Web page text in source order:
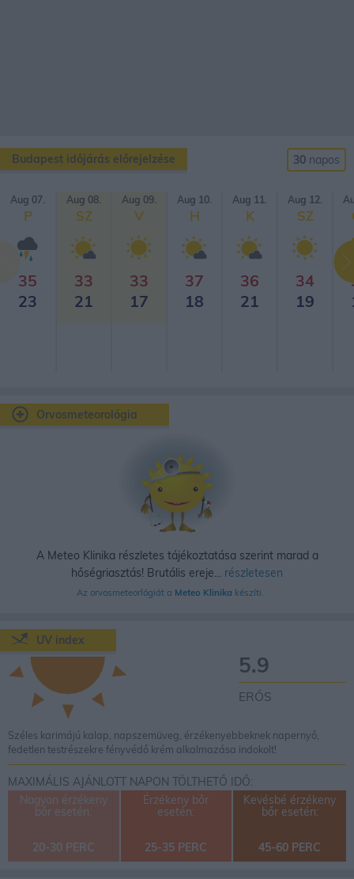
Budapest időjárás előrejelzése 30 napos
Aug 07.
P
35
23
Aug 08.
SZ
33
21
Aug 09.
V
33
17
Aug 10.
H
37
18
Aug 11.
K
36
21
Aug 12.
SZ
34
19
Orvosmeteorológia
A Meteo Klinika részletes tájékoztatása szerint marad a
hőségriasztás! Brutális ereje... részletesen
Az orvosmeteorlógiát a Meteo Klinika készíti.
UV index
5.9
ERŐS
Széles karimájú kalap, napszemüveg, érzékenyebbeknek napernyő,
fedetlen testrészekre fényvédő krém alkalmazása indokolt!
MAXIMÁLIS AJÁNLOTT NAPON TÖLTHETŐ IDŐ:
Nagyon érzékeny
bőr esetén:
20-30 PERC
Érzékeny bőr
esetén:
25-35 PERC
Kevésbé érzékeny
bőr esetén:
45-60 PERC